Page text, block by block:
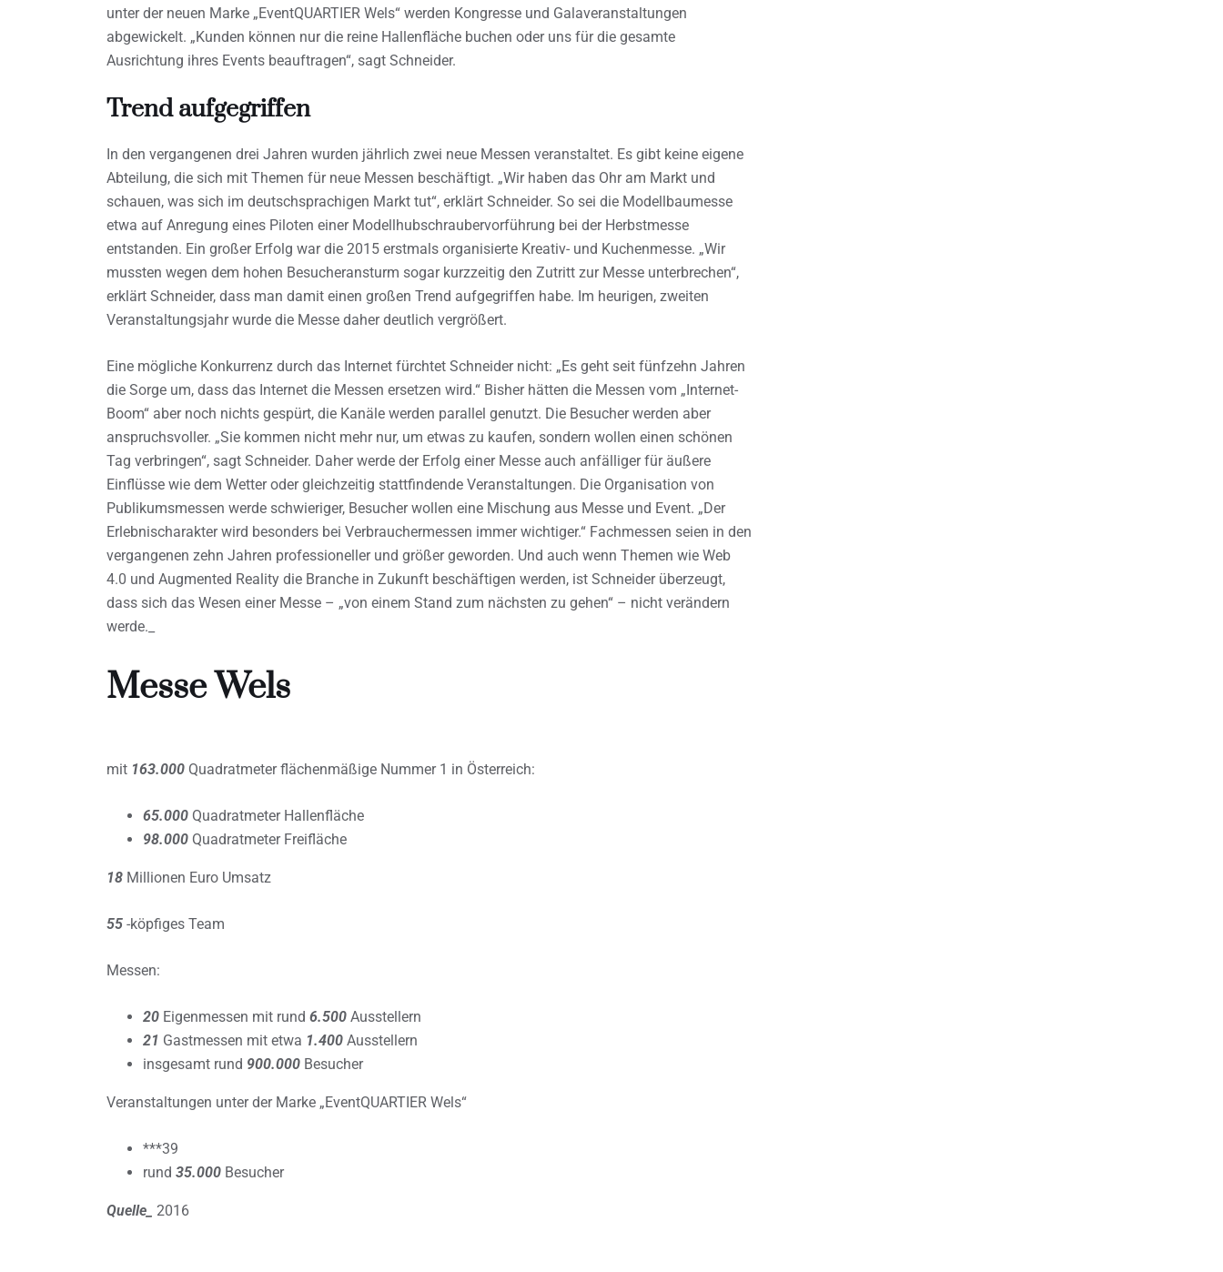
unter der neuen Marke „EventQUARTIER Wels“ werden Kongresse und Galaveranstaltungen
abgewickelt. „Kunden können nur die reine Hallenfläche buchen oder uns für die gesamte
Ausrichtung ihres Events beauftragen“, sagt Schneider.
Trend aufgegriffen
In den vergangenen drei Jahren wurden jährlich zwei neue Messen veranstaltet. Es gibt keine eigene
Abteilung, die sich mit Themen für neue Messen beschäftigt. „Wir haben das Ohr am Markt und
schauen, was sich im deutschsprachigen Markt tut“, erklärt Schneider. So sei die Modellbaumesse
etwa auf Anregung eines Piloten einer Modellhubschraubervorführung bei der Herbstmesse
entstanden. Ein großer Erfolg war die 2015 erstmals organisierte Kreativ- und Kuchenmesse. „Wir
mussten wegen dem hohen Besucheransturm sogar kurzzeitig den Zutritt zur Messe unterbrechen“,
erklärt Schneider, dass man damit einen großen Trend aufgegriffen habe. Im heurigen, zweiten
Veranstaltungsjahr wurde die Messe daher deutlich vergrößert.
Eine mögliche Konkurrenz durch das Internet fürchtet Schneider nicht: „Es geht seit fünfzehn Jahren
die Sorge um, dass das Internet die Messen ersetzen wird.“ Bisher hätten die Messen vom „Internet-
Boom“ aber noch nichts gespürt, die Kanäle werden parallel genutzt. Die Besucher werden aber
anspruchsvoller. „Sie kommen nicht mehr nur, um etwas zu kaufen, sondern wollen einen schönen
Tag verbringen“, sagt Schneider. Daher werde der Erfolg einer Messe auch anfälliger für äußere
Einflüsse wie dem Wetter oder gleichzeitig stattfindende Veranstaltungen. Die Organisation von
Publikumsmessen werde schwieriger, Besucher wollen eine Mischung aus Messe und Event. „Der
Erlebnischarakter wird besonders bei Verbrauchermessen immer wichtiger.“ Fachmessen seien in den
vergangenen zehn Jahren professioneller und größer geworden. Und auch wenn Themen wie Web
4.0 und Augmented Reality die Branche in Zukunft beschäftigen werden, ist Schneider überzeugt,
dass sich das Wesen einer Messe – „von einem Stand zum nächsten zu gehen“ – nicht verändern
werde._
Messe Wels
mit 163.000 Quadratmeter flächenmäßige Nummer 1 in Österreich:
65.000 Quadratmeter Hallenfläche
98.000 Quadratmeter Freifläche
18 Millionen Euro Umsatz
55 -köpfiges Team
Messen:
20 Eigenmessen mit rund 6.500 Ausstellern
21 Gastmessen mit etwa 1.400 Ausstellern
insgesamt rund 900.000 Besucher
Veranstaltungen unter der Marke „EventQUARTIER Wels“
***39
rund 35.000 Besucher
Quelle_ 2016